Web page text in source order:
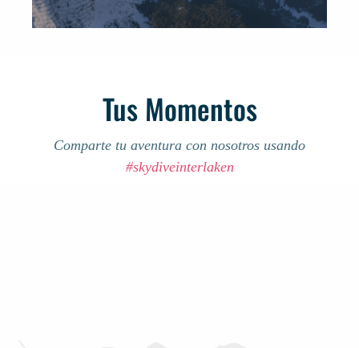
Tus Momentos
Comparte tu aventura con nosotros usando
#skydiveinterlaken